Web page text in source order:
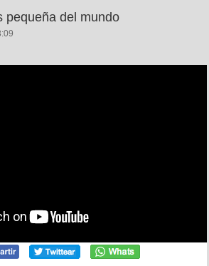
pequeña del mundo